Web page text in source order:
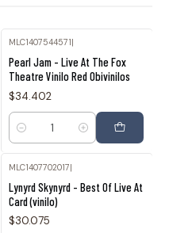
MLC1407544571|
Pearl Jam - Live At The Fox
Theatre Vinilo Red Obivinilos
$34.402
Cantidad
MLC1407702017|
Lynyrd Skynyrd - Best Of Live At
Card (vinilo)
$30.075